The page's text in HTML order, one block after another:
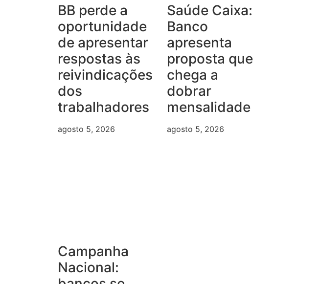
BB perde a
oportunidade
de apresentar
respostas às
reivindicações
dos
trabalhadores
agosto 5, 2026
Saúde Caixa:
Banco
apresenta
proposta que
chega a
dobrar
mensalidade
agosto 5, 2026
Campanha
Nacional: